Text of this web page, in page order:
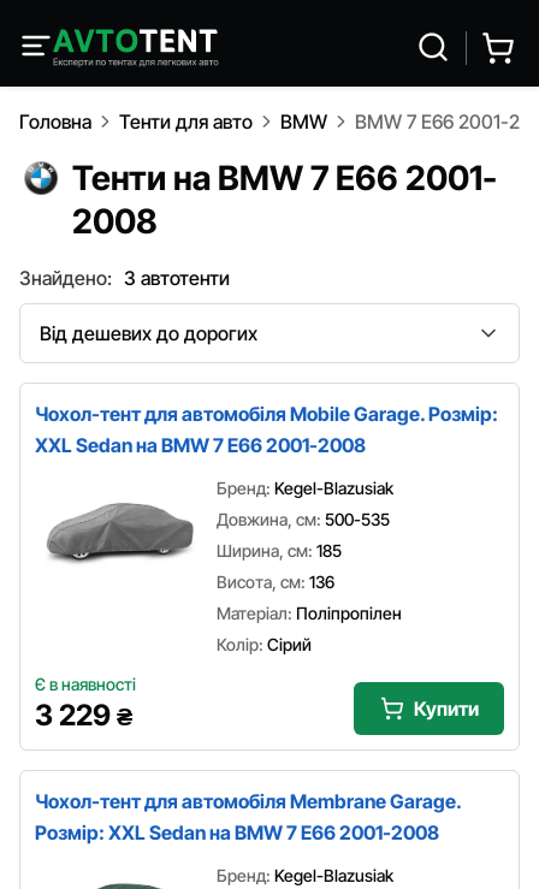
Головна Тенти для авто BMW BMW 7 E66 2001-
Тенти на BMW 7 E66 2001-
2008
Знайдено: 3 автотенти
Сортування
Чохол-тент для автомобіля Mobile Garage. Розмір:
XXL Sedan на BMW 7 E66 2001-2008
Бренд: Kegel-Blazusiak
Довжина, см: 500-535
Ширина, см: 185
Висота, см: 136
Матеріал: Поліпропілен
Колір: Сірий
Є в наявності
3 229 ₴ Купити
Чохол-тент для автомобіля Membrane Garage.
Розмір: XXL Sedan на BMW 7 E66 2001-2008
Бренд: Kegel-Blazusiak